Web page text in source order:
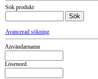
Sök produkt
Avancerad sökning
Användarnamn
Lösenord